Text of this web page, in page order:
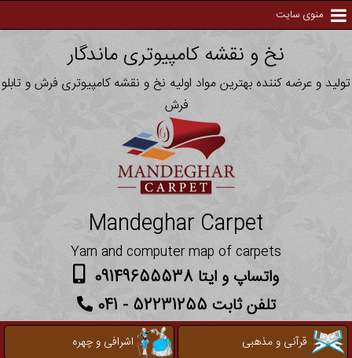
منوی سایت
نخ و نقشه کامپیوتری ماندگار
تولید و عرضه کننده بهترین مواد اولیه نخ و نقشه کامپیوتری فرش و تابلو
فرش
Mandeghar Carpet
Yarn and computer map of carpets
واتساپ و ایتا 09149655538
تلفن ثابت 52231255 - 041
قرآنی و مذهبی
اشرافی و چهره